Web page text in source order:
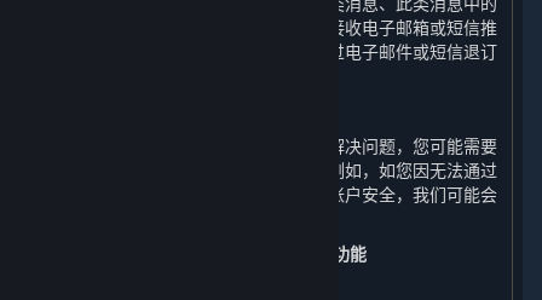
哪些链接被打开等相关信息。如您拒绝接收电子邮箱或短信推
送的商业信息，您可以随时在平台、通过电子邮件或短信退订
在您接受客户支持服务时，为了帮助您解决问题，您可能需要
提供本政策中未明确提及的其他信息，例如，如您因无法通过
密码成功登录账户而投诉，为确保您的账户安全，我们可能会
（二） 改进我们的内容和服务所必需的功能